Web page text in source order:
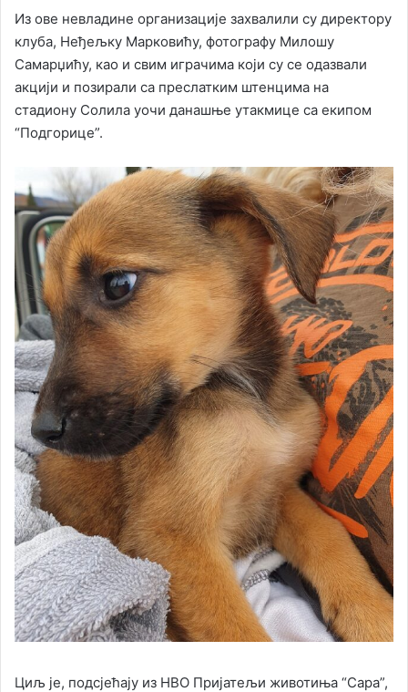
Из ове невладине организације захвалили су директору
клуба, Неђељку Марковићу, фотографу Милошу
Самарџићу, као и свим играчима који су се одазвали
акцији и позирали са преслатким штенцима на
стадиону Солила уочи данашње утакмице са екипом
“Подгорице”.
Циљ је, подсјећају из НВО Пријатељи животиња “Сара”,